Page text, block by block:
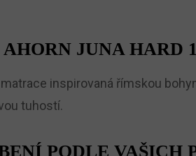
JUNA HARD
inspirovaná římskou
tuhostí.
PODLE VAŠICH